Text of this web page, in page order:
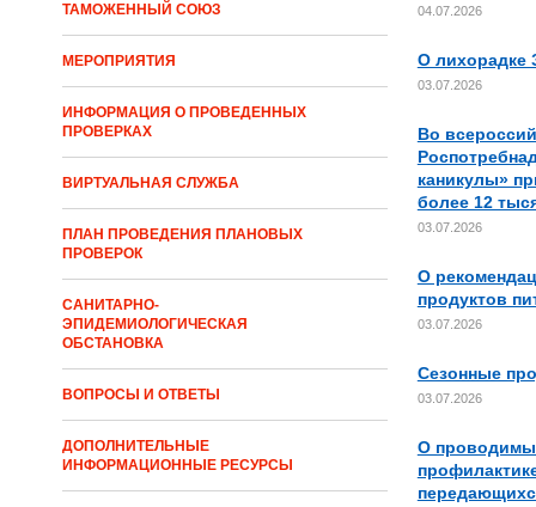
ТАМОЖЕННЫЙ СОЮЗ
МЕРОПРИЯТИЯ
ИНФОРМАЦИЯ О ПРОВЕДЕННЫХ
ПРОВЕРКАХ
ВИРТУАЛЬНАЯ СЛУЖБА
ПЛАН ПРОВЕДЕНИЯ ПЛАНОВЫХ
ПРОВЕРОК
САНИТАРНО-
ЭПИДЕМИОЛОГИЧЕСКАЯ
ОБСТАНОВКА
ВОПРОСЫ И ОТВЕТЫ
ДОПОЛНИТЕЛЬНЫЕ
ИНФОРМАЦИОННЫЕ РЕСУРСЫ
04.07.2026
О лихорадке
03.07.2026
Во
каникулы»
более 12
03.07.2026
О
продуктов
03.07.2026
Сезонные
03.07.2026
О